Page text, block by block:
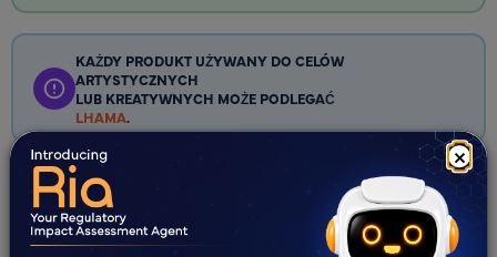
×
KAŻDY PRODUKT UŻYWANY DO CELÓW
ARTYSTYCZNYCH
LUB KREATYWNYCH MOŻE PODLEGAĆ
LHAMA.